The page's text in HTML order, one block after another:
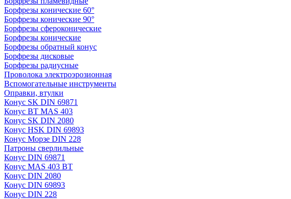
Борфрезы конические 60°
Борфрезы конические 90°
Борфрезы сфероконические
Борфрезы конические
Борфрезы обратный конус
Борфрезы дисковые
Борфрезы радиусные
Проволока электроэрозионная
Вспомогательные инструменты
Оправки, втулки
Конус SK DIN 69871
Конус BT MAS 403
Конус SK DIN 2080
Конус HSK DIN 69893
Конус Морзе DIN 228
Патроны сверлильные
Конус DIN 69871
Конус MAS 403 BT
Конус DIN 2080
Конус DIN 69893
Конус DIN 228